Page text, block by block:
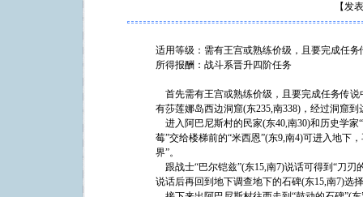
【发
适用等级：需有王宫或熟练价级，且要完成任
所得报酬：战斗系晋升四阶任务
首先需有王宫或熟练价级，且要完成任务传
有莎莲娜岛西边洞窟(东235,南338)，经过洞窟
进入阿巴尼斯村的民家(东40,南30)和历史学家
莓”交给楼梯前的“米西恩”(东9,南4)可进入地下
界”。
跟战士“巴尔铠兹”(东15,南7)说话可得到“刀刃
说话后再回到地下调查地下的石碑(东15,南7)选